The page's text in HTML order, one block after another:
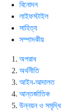
বিনোদন
লাইফস্টাইল
সাহিত্য
সম্পাদকীয়
অপরাধ
অর্থনীতি
আইন-আদালত
আন্তর্জাতিক
উন্নয়ন ও সমৃদ্ধি